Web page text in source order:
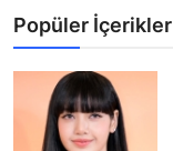
Popüler İçerikler